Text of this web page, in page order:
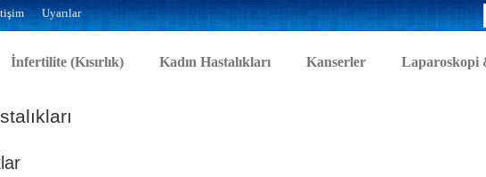
Uyarılar
İnfertilite (Kısırlık) Kadın Hastalıkları Kanserler Laparoskopi